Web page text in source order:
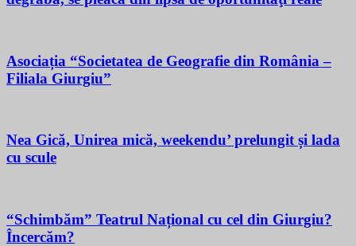
Asociația “Societatea de Geografie din România –
Filiala Giurgiu”
Nea Gică, Unirea mică, weekendu’ prelungit și lada
cu scule
“Schimbăm” Teatrul Național cu cel din Giurgiu?
Încercăm?